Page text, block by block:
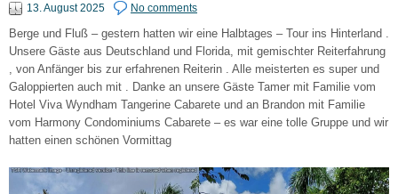
13. August 2025 No comments
Berge und Fluß – gestern hatten wir eine Halbtages – Tour ins Hinterland .
Unsere Gäste aus Deutschland und Florida, mit gemischter Reiterfahrung
, von Anfänger bis zur erfahrenen Reiterin . Alle meisterten es super und
Galoppierten auch mit . Danke an unsere Gäste Tamer mit Familie vom
Hotel Viva Wyndham Tangerine Cabarete und an Brandon mit Familie
vom Harmony Condominiums Cabarete – es war eine tolle Gruppe und wir
hatten einen schönen Vormittag